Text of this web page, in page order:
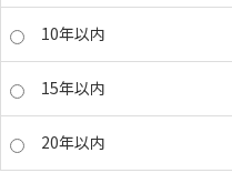
10年以内
15年以内
20年以内